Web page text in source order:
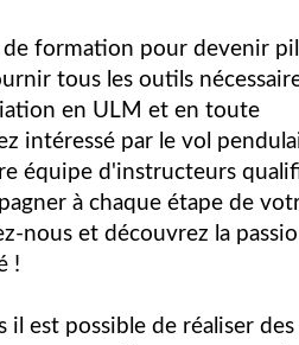
formation pour devenir
tous les outils
en ULM et en toute
intéressé par le vol
équipe d'instructeurs
à chaque étape de
nous et découvrez la
!
il est possible de réaliser des